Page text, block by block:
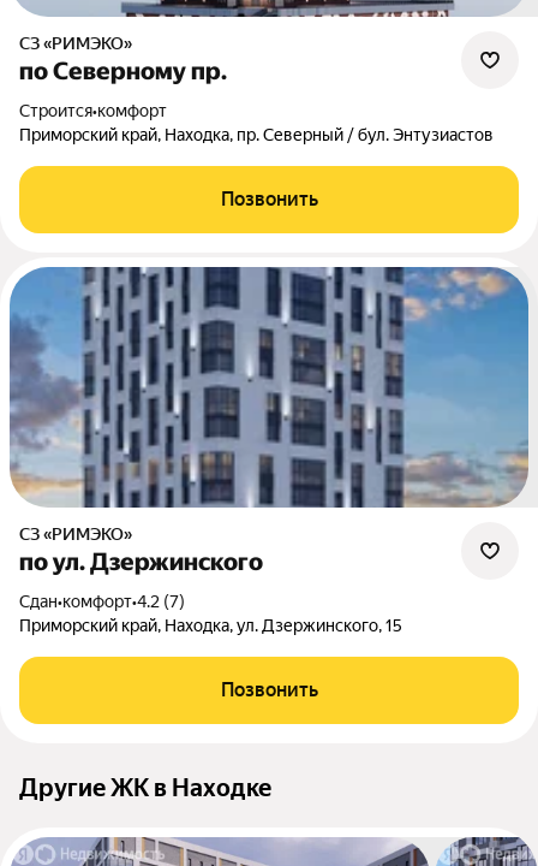
СЗ «РИМЭКО»
по Северному пр.
Строится•комфорт
Приморский край, Находка, пр. Северный / бул. Энтузиастов
Позвонить
СЗ «РИМЭКО»
по ул. Дзержинского
Сдан•комфорт•4.2 (7)
Приморский край, Находка, ул. Дзержинского, 15
Позвонить
Другие ЖК в Находке